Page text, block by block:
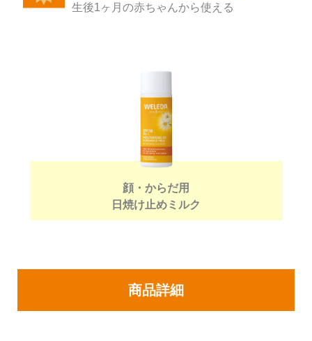
生後1ヶ月の赤ちゃんから使える
顔・からだ用
日焼け止めミルク
商品詳細